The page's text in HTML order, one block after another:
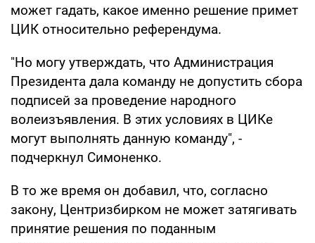
может гадать, какое именно решение примет
ЦИК относительно референдума.
"Но могу утверждать, что Администрация
Президента дала команду не допустить сбора
подписей за проведение народного
волеизъявления. В этих условиях в ЦИКе
могут выполнять данную команду", -
подчеркнул Симоненко.
В то же время он добавил, что, согласно
закону, Центризбирком не может затягивать
принятие решения по поданным